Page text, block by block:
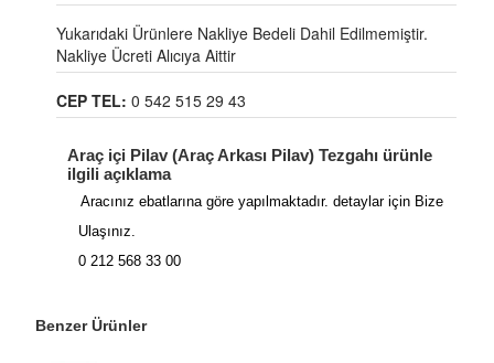
Yukarıdaki Ürünlere Nakliye Bedeli Dahil Edilmemiştir.
Nakliye Ücreti Alıcıya Aittir
CEP TEL: 0 542 515 29 43
Araç içi Pilav (Araç Arkası Pilav) Tezgahı ürünle
ilgili açıklama
Aracınız ebatlarına göre yapılmaktadır. detaylar için Bize
Ulaşınız.
0 212 568 33 00
Benzer Ürünler